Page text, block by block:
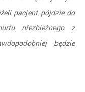
pacjent pójdzie do
niezbieżnego z
będzie